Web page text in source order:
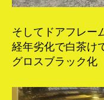
そしてドアフレー
経年劣化で白茶け
グロスブラック化